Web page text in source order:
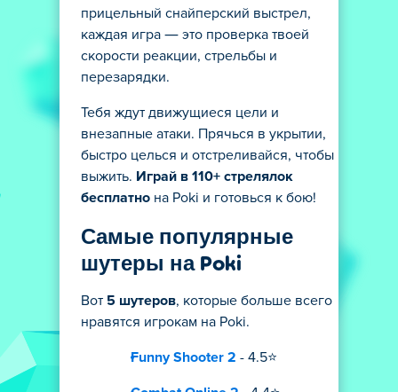
прицельный снайперский выстрел,
каждая игра — это проверка твоей
скорости реакции, стрельбы и
перезарядки.
Тебя ждут движущиеся цели и
внезапные атаки. Прячься в укрытии,
быстро целься и отстреливайся, чтобы
выжить. Играй в 110+ стрелялок
бесплатно на Poki и готовься к бою!
Самые популярные
шутеры на Poki
Вот 5 шутеров, которые больше всего
нравятся игрокам на Poki.
Funny Shooter 2 - 4.5⭐